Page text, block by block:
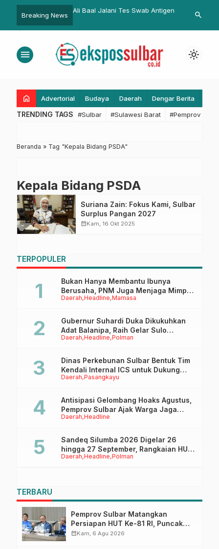
Breaking News
Rapat Penyamaan
Kelola Simpanan
Ali Baal Jalani Tes Swab Antigen
Anaksearch
menu light_mode
home Advertorial Budaya Daerah Dengar Berita
TRENDING TAGS #Sulbar #Sulawesi Barat #Pemprov
Beranda » Tag "Kepala Bidang PSDA"
Kepala Bidang PSDA
Suriana Zain: Fokus Kami, Sulbar
Surplus Pangan 2027
calendar_monthKam, 16 Okt 2025
TERPOPULER
Daerah Headline Mamasa
Bukan Hanya Membantu Ibunya
Berusaha, PNM Juga Menjaga Mimpi
Anaknya Untuk Menggapai Cita-Cita
Daerah Headline Polman
Gubernur Suhardi Duka Dikukuhkan
Adat Balanipa, Raih Gelar Sulo
Tappidena
Daerah Pasangkayu
Dinas Perkebunan Sulbar Bentuk Tim
Kendali Internal ICS untuk Dukung
Sertifikasi ISPO Pekebun di
Daerah Headline
Antisipasi Gelombang Hoaks Agustus,
Pemprov Sulbar Ajak Warga Jaga
Ruang Digital
Daerah Headline Polman
Sandeq Silumba 2026 Digelar 26
hingga 27 September, Rangkaian HUT
Sulbar
TERBARU
Pemprov Sulbar Matangkan
Persiapan HUT Ke-81 RI, Puncak
Upacara di Lapangan Ahmad
calendar_monthKam, 6 Agu 2026